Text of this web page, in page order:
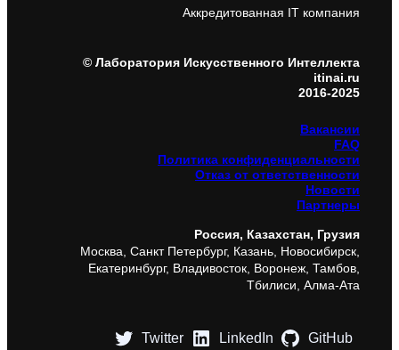
Аккредитованная IT компания
© Лаборатория Искусственного Интеллекта
itinai.ru
2016-2025
Вакансии
FAQ
Политика конфиденциальности
Отказ от ответственности
Новости
Партнеры
Россия, Казахстан, Грузия
Москва, Санкт Петербург, Казань, Новосибирск,
Екатеринбург, Владивосток, Воронеж, Тамбов,
Тбилиси, Алма-Ата
Twitter LinkedIn
GitHub